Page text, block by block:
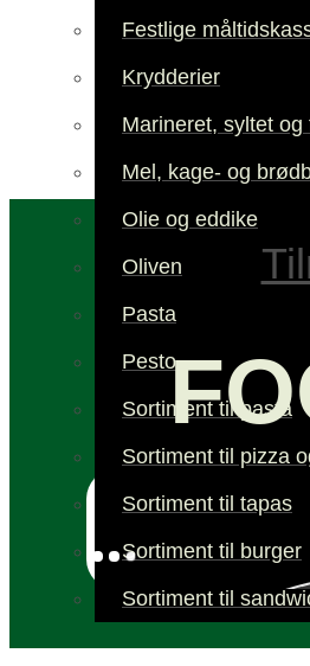
Festlige
Krydderier
Marineret, syltet
Mel, kage- og
Olie og eddike
Oliven
Pasta
Pesto
Sortiment til pasta
Sortiment til pizza
Sortiment til tapas
Sortiment til burger
Sortiment til